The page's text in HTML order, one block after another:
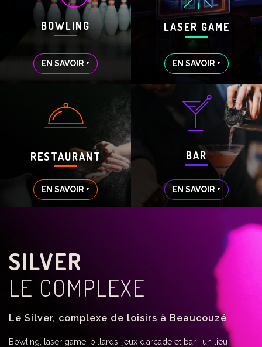
BOWLING
EN SAVOIR +
LASER GAME
EN SAVOIR +
RESTAURANT
EN SAVOIR +
BAR
EN SAVOIR +
SILVER
LE COMPLEXE
Le Silver, complexe de loisirs à Beaucouzé
Bowling, laser game, billards, jeux d’arcade et bar : un lieu